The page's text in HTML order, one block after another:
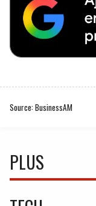
Source: BusinessAM
PLUS